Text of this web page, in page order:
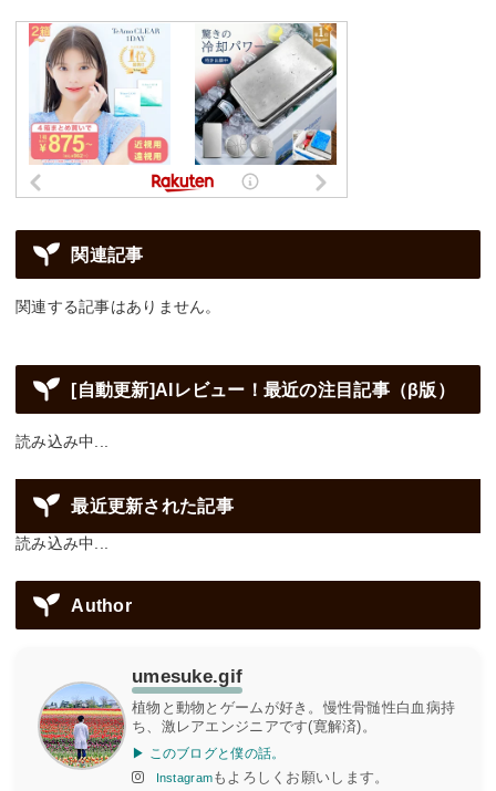
関連記事
関連する記事はありません。
[自動更新]AIレビュー！最近の注目記事（β版）
読み込み中...
最近更新された記事
読み込み中...
Author
umesuke.gif
植物と動物とゲームが好き。慢性骨髄性白血病持
ち、激レアエンジニアです(寛解済)。
▶ このブログと僕の話。
Instagramもよろしくお願いします。